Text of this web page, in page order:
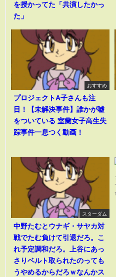
を授かってた「共演したかっ
た」
おすすめ
プロジェクトA子さんも注
目！【未解決事件】誰かが嘘
をついている 室蘭女子高生失
踪事件一息つく動画！
スターダム
中野たむとウナギ・サヤカ対
戦でたむ負けて引退だろ。こ
れ予定調和だろ。上谷にあっ
さりベルト取られたのっても
うやめるからだろｗなんかス